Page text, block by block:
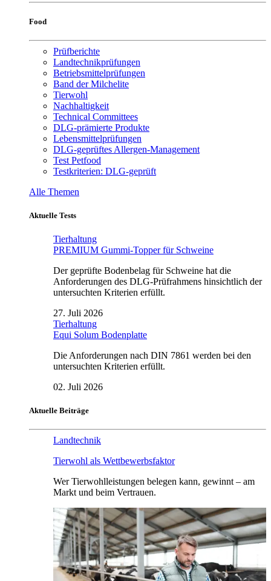
Food
Prüfberichte
Landtechnikprüfungen
Betriebsmittelprüfungen
Band der Milchelite
Tierwohl
Nachhaltigkeit
Technical Committees
DLG-prämierte Produkte
Lebensmittelprüfungen
DLG-geprüftes Allergen-Management
Test Petfood
Testkriterien: DLG-geprüft
Alle Themen
Aktuelle Tests
Tierhaltung
PREMIUM Gummi-Topper für Schweine
Der geprüfte Bodenbelag für Schweine hat die
Anforderungen des DLG-Prüfrahmens hinsichtlich der
untersuchten Kriterien erfüllt.
27. Juli 2026
Tierhaltung
Equi Solum Bodenplatte
Die Anforderungen nach DIN 7861 werden bei den
untersuchten Kriterien erfüllt.
02. Juli 2026
Aktuelle Beiträge
Landtechnik
Tierwohl als Wettbewerbsfaktor
Wer Tierwohlleistungen belegen kann, gewinnt – am
Markt und beim Vertrauen.